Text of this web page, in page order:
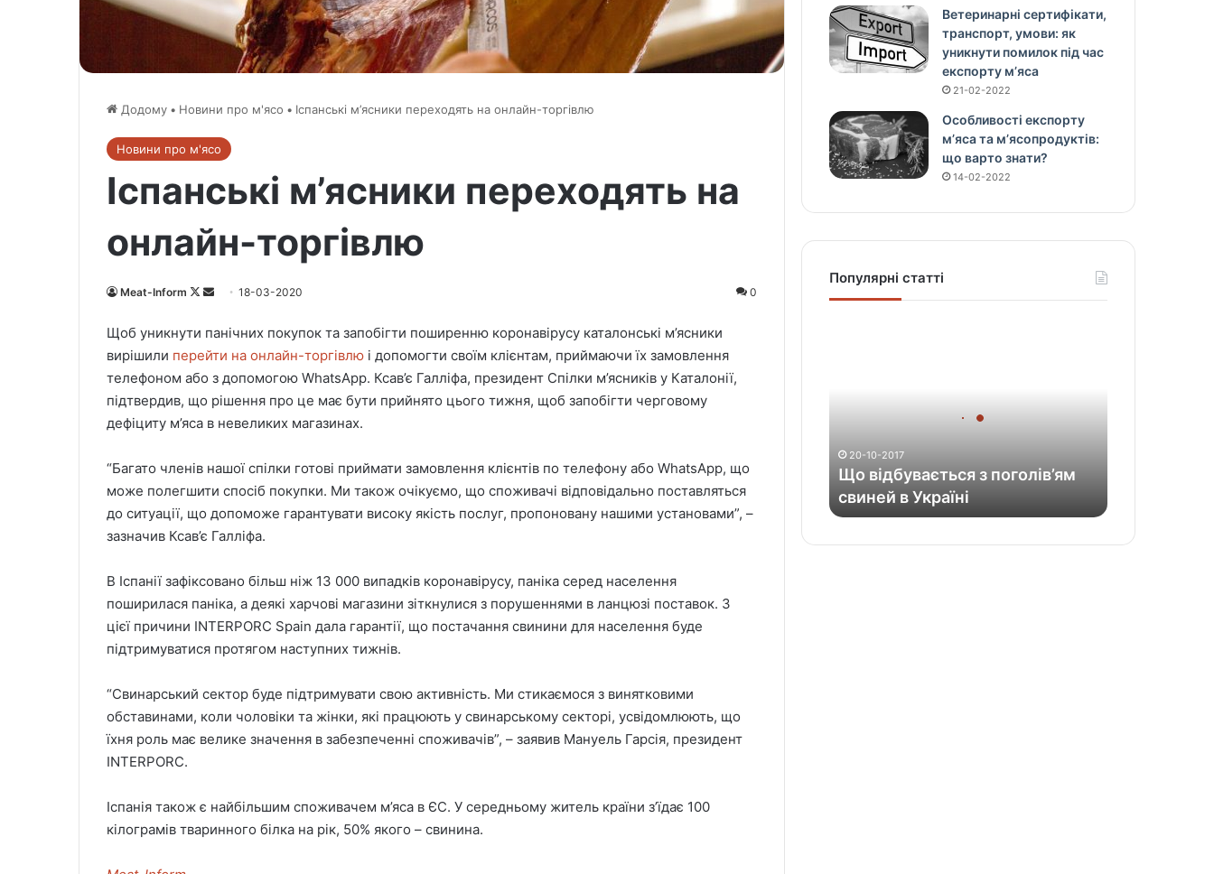
Додому • Новини про м'ясо • Іспанські м’ясники переходять на онлайн-торгівлю
Новини про м'ясо
Іспанські м’ясники переходять на
онлайн-торгівлю
Meat-Inform
F
l
o
w
o
X
n
d
a
n
e
a
i
l
18-03-2020 0
Щоб уникнути панічних покупок та запобігти поширенню коронавірусу каталонські м’ясники
вирішили перейти на онлайн-торгівлю і допомогти своїм клієнтам, приймаючи їх замовлення
телефоном або з допомогою WhatsApp. Ксав’є Галліфа, президент Спілки м’ясників у Каталонії,
підтвердив, що рішення про це має бути прийнято цього тижня, щоб запобігти черговому
дефіциту м’яса в невеликих магазинах.
“Багато членів нашої спілки готові приймати замовлення клієнтів по телефону або WhatsApp, що
може полегшити спосіб покупки. Ми також очікуємо, що споживачі відповідально поставляться
до ситуації, що допоможе гарантувати високу якість послуг, пропоновану нашими установами”, –
зазначив Ксав’є Галліфа.
В Іспанії зафіксовано більш ніж 13 000 випадків коронавірусу, паніка серед населення
поширилася паніка, а деякі харчові магазини зіткнулися з порушеннями в ланцюзі поставок. З
цієї причини INTERPORC Spain дала гарантії, що постачання свинини для населення буде
підтримуватися протягом наступних тижнів.
“Свинарський сектор буде підтримувати свою активність. Ми стикаємося з винятковими
обставинами, коли чоловіки та жінки, які працюють у свинарському секторі, усвідомлюють, що
їхня роль має велике значення в забезпеченні споживачів”, – заявив Мануель Гарсія, президент
INTERPORC.
Іспанія також є найбільшим споживачем м’яса в ЄС. У середньому житель країни з’їдає 100
кілограмів тваринного білка на рік, 50% якого – свинина.
Ветеринарні сертифікати,
транспорт, умови: як
уникнути помилок під час
експорту м’яса
21-02-2022
Особливості експорту
м’яса та м’ясопродуктів:
що варто знати?
14-02-2022
Популярні статті
т
20-10-2017
Що відбувається з поголів’ям
свиней в Україні